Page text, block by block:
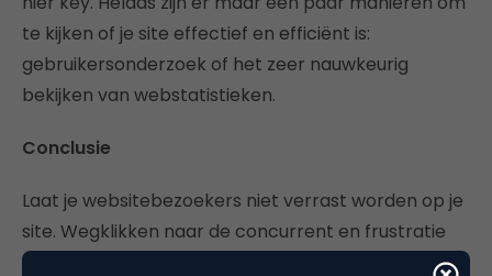
te kijken of je site effectief en efficiënt is:
gebruikersonderzoek of het zeer nauwkeurig
bekijken van webstatistieken.
Conclusie
Laat je websitebezoekers niet verrast worden op je
site. Wegklikken naar de concurrent en frustratie
zal je ten deel vallen. Denk goed na over het design